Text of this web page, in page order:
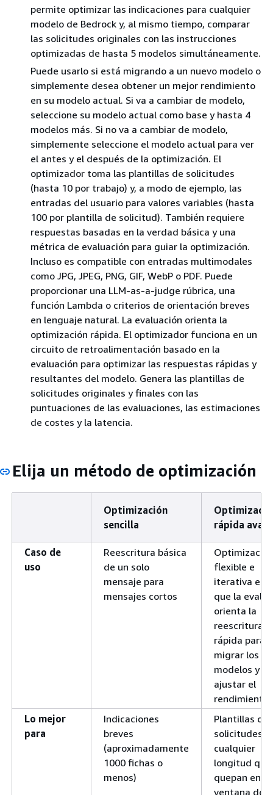
permite optimizar las indicaciones para cualquier
modelo de Bedrock y, al mismo tiempo, comparar
las solicitudes originales con las instrucciones
optimizadas de hasta 5 modelos simultáneamente.
Puede usarlo si está migrando a un nuevo modelo o
simplemente desea obtener un mejor rendimiento
en su modelo actual. Si va a cambiar de modelo,
seleccione su modelo actual como base y hasta 4
modelos más. Si no va a cambiar de modelo,
simplemente seleccione el modelo actual para ver
el antes y el después de la optimización. El
optimizador toma las plantillas de solicitudes
(hasta 10 por trabajo) y, a modo de ejemplo, las
entradas del usuario para valores variables (hasta
100 por plantilla de solicitud). También requiere
respuestas basadas en la verdad básica y una
métrica de evaluación para guiar la optimización.
Incluso es compatible con entradas multimodales
como JPG, JPEG, PNG, GIF, WebP o PDF. Puede
proporcionar una LLM-as-a-judge rúbrica, una
función Lambda o criterios de orientación breves
en lenguaje natural. La evaluación orienta la
optimización rápida. El optimizador funciona en un
circuito de retroalimentación basado en la
evaluación para optimizar las respuestas rápidas y
resultantes del modelo. Genera las plantillas de
solicitudes originales y finales con las
puntuaciones de las evaluaciones, las estimaciones
de costes y la latencia.
Elija un método de optimización
Optimización
sencilla
rápida
Caso de
uso
Reescritura básica
de un solo
mensaje para
mensajes cortos
Optimización
flexible e
iterativa en
que la
orienta la
reescritura
rápida para
migrar los
modelos y
ajustar el
rendimiento
Lo mejor
para
Indicaciones
breves
(aproximadamente
1000 fichas o
menos)
Plantillas de
solicitudes
cualquier
longitud que
quepan en la
ventana de